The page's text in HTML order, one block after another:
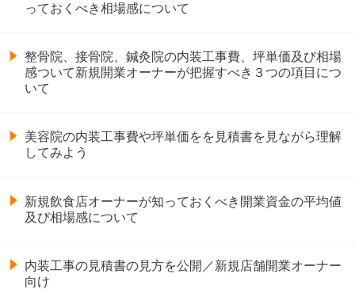
っておくべき相場感について
整骨院、接骨院、鍼灸院の内装工事費、坪単価及び相場
感ついて新規開業オーナーが把握すべき３つの項目につ
いて
美容院の内装工事費や坪単価をを見積書を見ながら理解
してみよう
新規飲食店オーナーが知っておくべき開業資金の平均値
及び相場感について
内装工事の見積書の見方を公開／新規店舗開業オーナー
向け